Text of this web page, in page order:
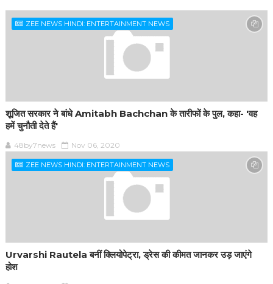
ZEE NEWS HINDI: ENTERTAINMENT NEWS
शूजित सरकार ने बांधे Amitabh Bachchan के तारीफों के पुल, कहा- 'वह
हमें चुनौती देते हैं'
48by7news Nov 06, 2020
ZEE NEWS HINDI: ENTERTAINMENT NEWS
Urvarshi Rautela बनीं क्लियोपेट्रा, ड्रेस की कीमत जानकर उड़ जाएंगे
होश